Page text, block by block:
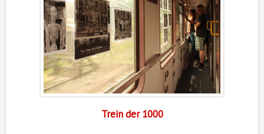
Trein der 1000